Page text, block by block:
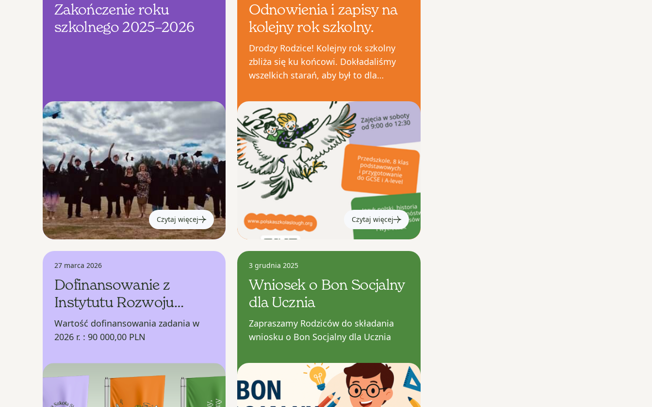
Zakończenie roku
szkolnego 2025–2026
Czytaj więcej
Odnowienia i zapisy na
kolejny rok szkolny.
Drodzy Rodzice! Kolejny rok szkolny
zbliża się ku końcowi. Dokładaliśmy
wszelkich starań, aby był to dla
wrażeń i – przede wszystkim – nauki i
uśmiechu.
Czytaj więcej
27 marca 2026
Dofinansowanie z
Instytutu Rozwoju
Języka Polskiego
Wartość dofinansowania zadania w
2026 r. : 90 000,00 PLN
3 grudnia 2025
Wniosek o Bon Socjalny
dla Ucznia
Zapraszamy Rodziców do składania
wniosku o Bon Socjalny dla Ucznia